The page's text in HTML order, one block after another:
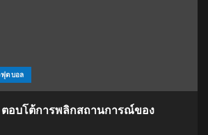
ตบอล
ตอบโต้การพลิกสถานการณ์ของ